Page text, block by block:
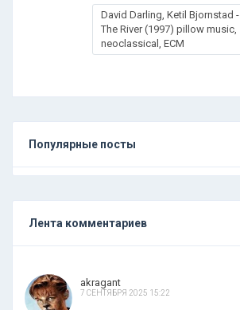
David Darling, Ketil Bjornstad -
The River (1997) pillow music,
neoclassical, ECM
Популярные посты
Лента комментариев
akragant
7 СЕНТЯБРЯ 2025 15:22